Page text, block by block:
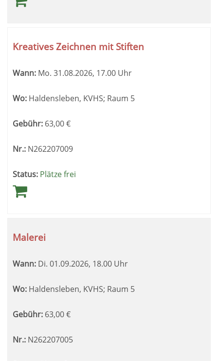
Kreatives Zeichnen mit Stiften
Wann: Mo. 31.08.2026, 17.00 Uhr
Wo: Haldensleben, KVHS; Raum 5
Gebühr: 63,00€
Nr.: N262207009
Status: Plätze frei
Malerei
Wann: Di. 01.09.2026, 18.00 Uhr
Wo: Haldensleben, KVHS; Raum 5
Gebühr: 63,00€
Nr.: N262207005